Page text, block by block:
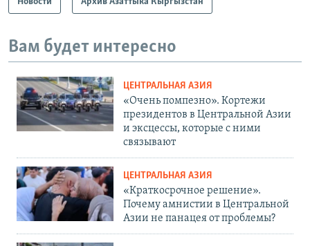
Вам будет интересно
ЦЕНТРАЛЬНАЯ АЗИЯ
«Очень помпезно». Кортежи
президентов в Центральной Азии
и эксцессы, которые с ними
связывают
ЦЕНТРАЛЬНАЯ АЗИЯ
«Краткосрочное решение».
Почему амнистии в Центральной
Азии не панацея от проблемы?